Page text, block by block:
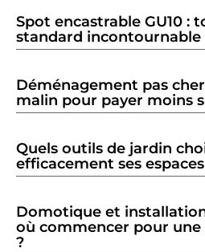
Spot encastrable GU10 :
standard incontournable
Déménagement pas
malin pour payer moins
Quels outils de jardin
efficacement ses
Domotique et
où commencer pour
?